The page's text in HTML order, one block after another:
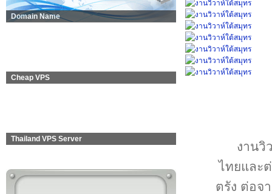
Domain Name
Cheap VPS
Thailand VPS Server
งานวิ
ไทยและ
ตรัง ต่อจ